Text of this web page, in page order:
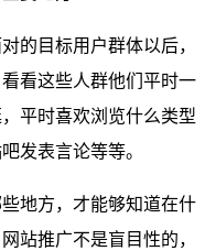
的目标用户群体以后，
看这些人群他们平时一
平时喜欢浏览什么类型
发表言论等等。
地方，才能够知道在什
站推广不是盲目性的，